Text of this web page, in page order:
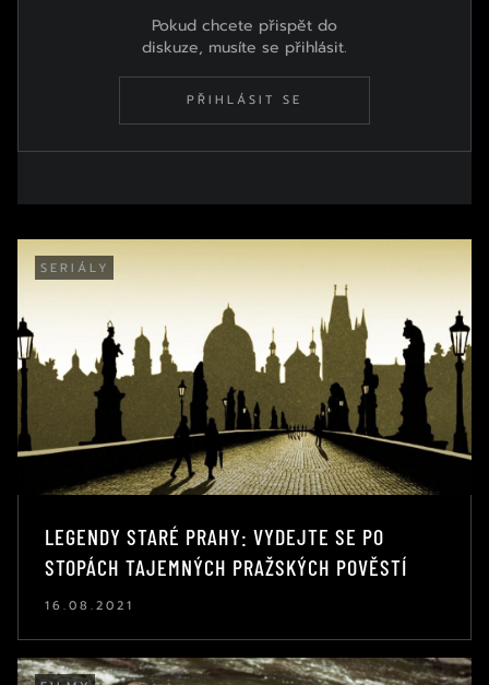
Pokud chcete přispět do
diskuze, musíte se přihlásit.
PŘIHLÁSIT SE
SERIÁLY
LEGENDY STARÉ PRAHY: VYDEJTE SE PO
STOPÁCH TAJEMNÝCH PRAŽSKÝCH POVĚSTÍ
16.08.2021